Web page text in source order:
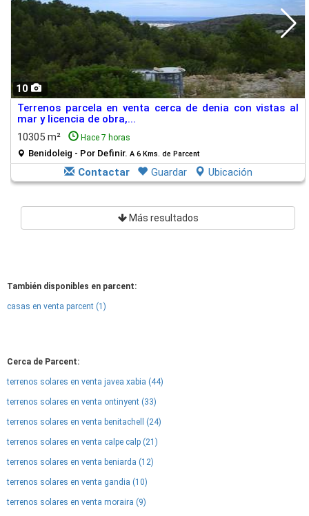
10
Terrenos parcela en venta cerca de denia con vistas al
mar y licencia de obra,...
10305 m²
Hace 7 horas
Benidoleig - Por Definir. A 6 Kms. de Parcent
Contactar Guardar Ubicación
Más resultados
También disponibles en parcent:
casas en venta parcent (1)
Cerca de Parcent:
terrenos solares en venta javea xabia (44)
terrenos solares en venta ontinyent (33)
terrenos solares en venta benitachell (24)
terrenos solares en venta calpe calp (21)
terrenos solares en venta beniarda (12)
terrenos solares en venta gandia (10)
terrenos solares en venta moraira (9)